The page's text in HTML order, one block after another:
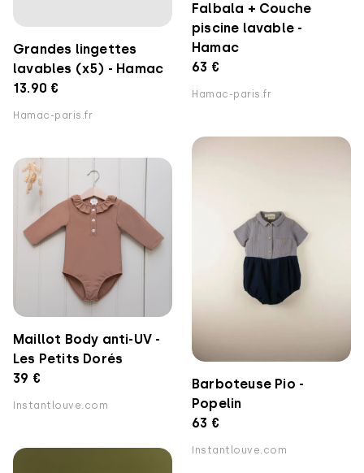
Falbala + Couche
piscine lavable -
Hamac
63 €
Hamac-paris.fr
Grandes lingettes
lavables (x5) - Hamac
13.90 €
Hamac-paris.fr
Barboteuse Pio -
Popelin
63 €
Instantlouve.com
Maillot Body anti-UV -
Les Petits Dorés
39 €
Instantlouve.com